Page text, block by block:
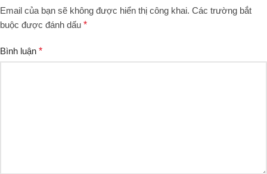
Email của bạn sẽ không được hiển thị công khai. Các trường bắt
buộc được đánh dấu *
Bình luận *